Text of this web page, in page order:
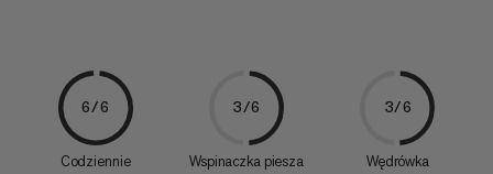
6/6
Codziennie
3/6
Wspinaczka piesza
3/6
Wędrówka